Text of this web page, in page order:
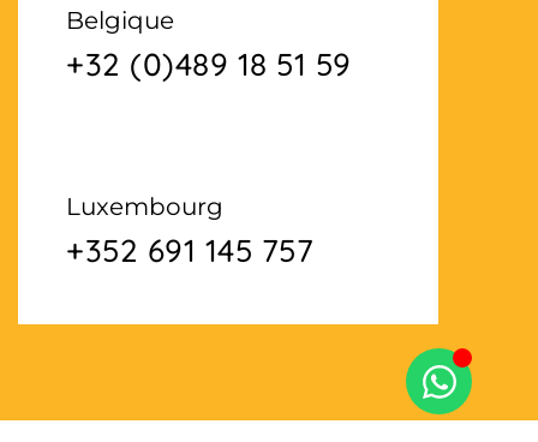
Belgique
+32 (0)489 18 51 59
Luxembourg
+352 691 145 757